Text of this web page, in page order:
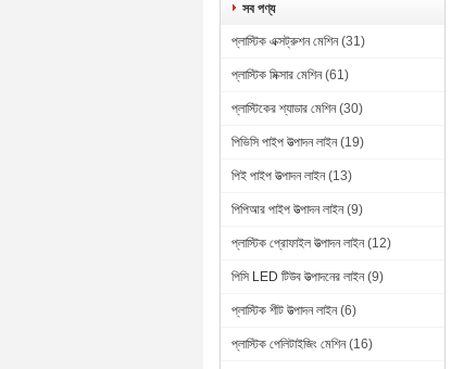
সব পণ্য
প্লাস্টিক এক্সট্রুশন মেশিন (31)
প্লাস্টিক মিক্সার মেশিন (61)
প্লাস্টিকের শ্যাডার মেশিন (30)
পিভিসি পাইপ উত্পাদন লাইন (19)
পিই পাইপ উত্পাদন লাইন (13)
পিপিআর পাইপ উত্পাদন লাইন (9)
প্লাস্টিক প্রোফাইল উত্পাদন লাইন (12)
পিসি LED টিউব উত্পাদনের লাইন (9)
প্লাস্টিক শীট উত্পাদন লাইন (6)
প্লাস্টিক পেলিটাইজিং মেশিন (16)